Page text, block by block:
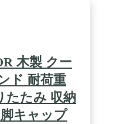
木製 クー
ド 耐荷重
たたみ 収納
キャップ